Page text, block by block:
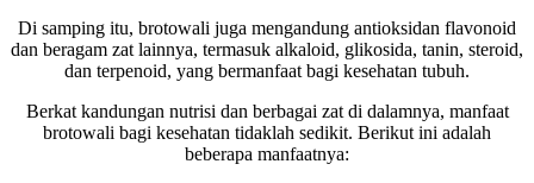
Di samping itu, brotowali juga mengandung antioksidan flavonoid
dan beragam zat lainnya, termasuk alkaloid, glikosida, tanin, steroid,
dan terpenoid, yang bermanfaat bagi kesehatan tubuh.
Berkat kandungan nutrisi dan berbagai zat di dalamnya, manfaat
brotowali bagi kesehatan tidaklah sedikit. Berikut ini adalah
beberapa manfaatnya: